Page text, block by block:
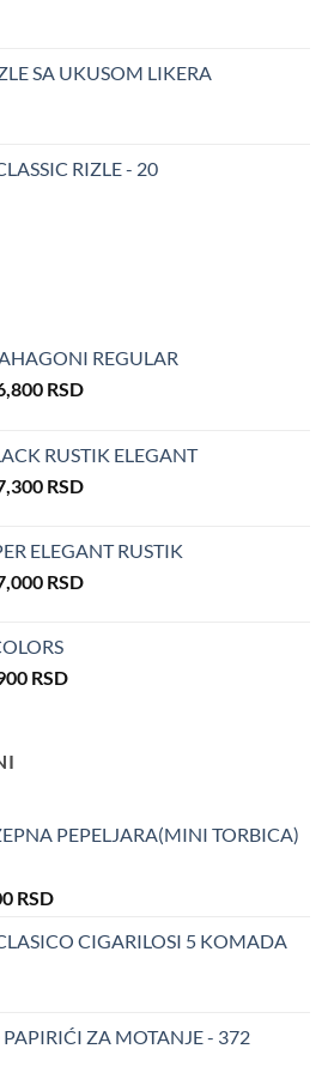
SA UKUSOM LIKERA
RIZLE - 20
REGULAR
RSD.
RSDТренутна
6,800 RSD.
RUSTIK ELEGANT
RSD.
RSDТренутна
7,300 RSD.
ELEGANT RUSTIK
RSD.
RSDТренутна
RSD.
RSDТренутна
PEPELJARA(MINI TORBICA)
RSDТренутна
је: CIGARILOSI 5 KOMADA
ZA MOTANJE - 372